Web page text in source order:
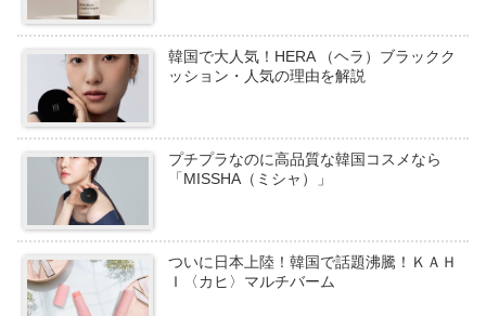
韓国で大人気！HERA （ヘラ）ブラックク
ッション・人気の理由を解説
プチプラなのに高品質な韓国コスメなら
「MISSHA（ミシャ）」
ついに日本上陸！韓国で話題沸騰！ＫＡＨ
Ｉ〈カヒ〉マルチバーム